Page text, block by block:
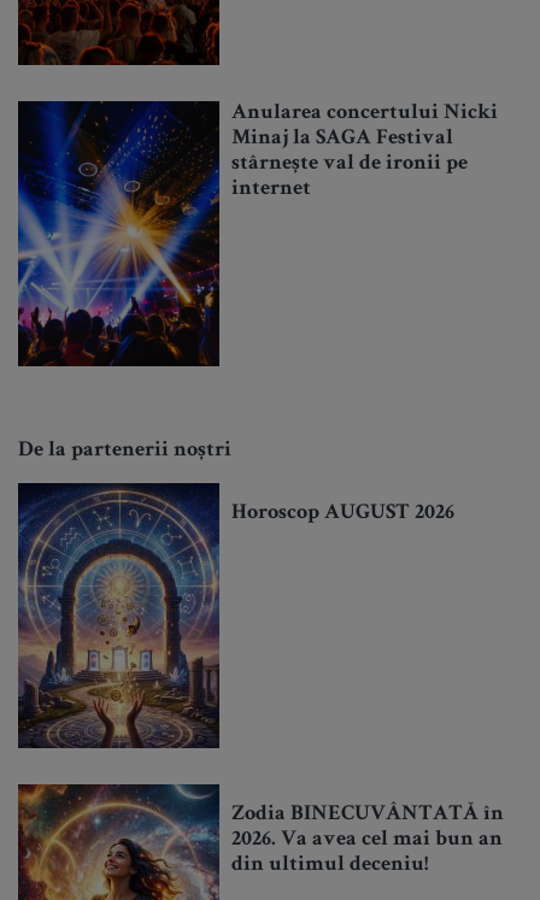
Anularea concertului Nicki
Minaj la SAGA Festival
stârnește val de ironii pe
internet
De la partenerii noștri
Horoscop AUGUST 2026
Zodia BINECUVÂNTATĂ în
2026. Va avea cel mai bun an
din ultimul deceniu!